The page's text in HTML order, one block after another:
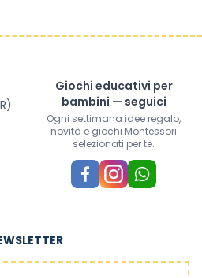
Giochi educativi per
bambini — seguici
Ogni settimana idee regalo,
novità e giochi Montessori
selezionati per te.